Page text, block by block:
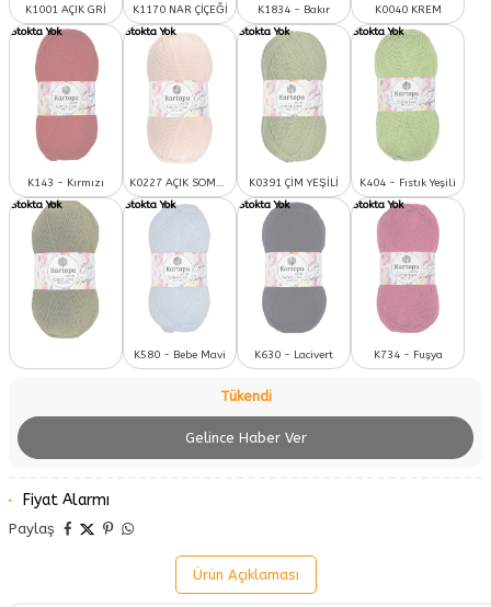
K1001 AÇIK GRİ K1170 NAR ÇİÇEĞİ K1834 - Bakır K0040 KREM
K143 - Kırmızı K0227 AÇIK SOMON K0391 ÇİM YEŞİLİ K404 - Fıstık Yeşili
K580 - Bebe Mavi K630 - Lacivert K734 - Fuşya
Tükendi
Gelince Haber Ver
Fiyat Alarmı
Paylaş
Ürün Açıklaması